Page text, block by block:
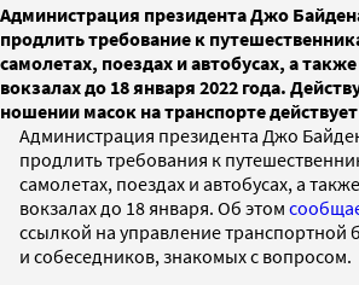
Администрация президента Джо
продлить требование к
самолетах, поездах и автобусах, а
вокзалах до 18 января 2022 года.
ношении масок на транспорте
Администрация президента Джо
продлить требования к
самолетах, поездах и автобусах, а
вокзалах до 18 января. Об этом
ссылкой на управление транспортной
и собеседников, знакомых с вопросом.